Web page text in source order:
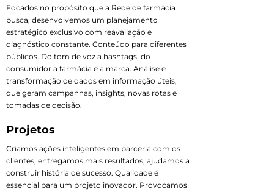
Focados no propósito que a Rede de farmácia
busca, desenvolvemos um planejamento
estratégico exclusivo com reavaliação e
diagnóstico constante. Conteúdo para diferentes
públicos. Do tom de voz a hashtags, do
consumidor a farmácia e a marca. Análise e
transformação de dados em informação úteis,
que geram campanhas, insights, novas rotas e
tomadas de decisão.
Projetos
Criamos ações inteligentes em parceria com os
clientes, entregamos mais resultados, ajudamos a
construir história de sucesso. Qualidade é
essencial para um projeto inovador. Provocamos